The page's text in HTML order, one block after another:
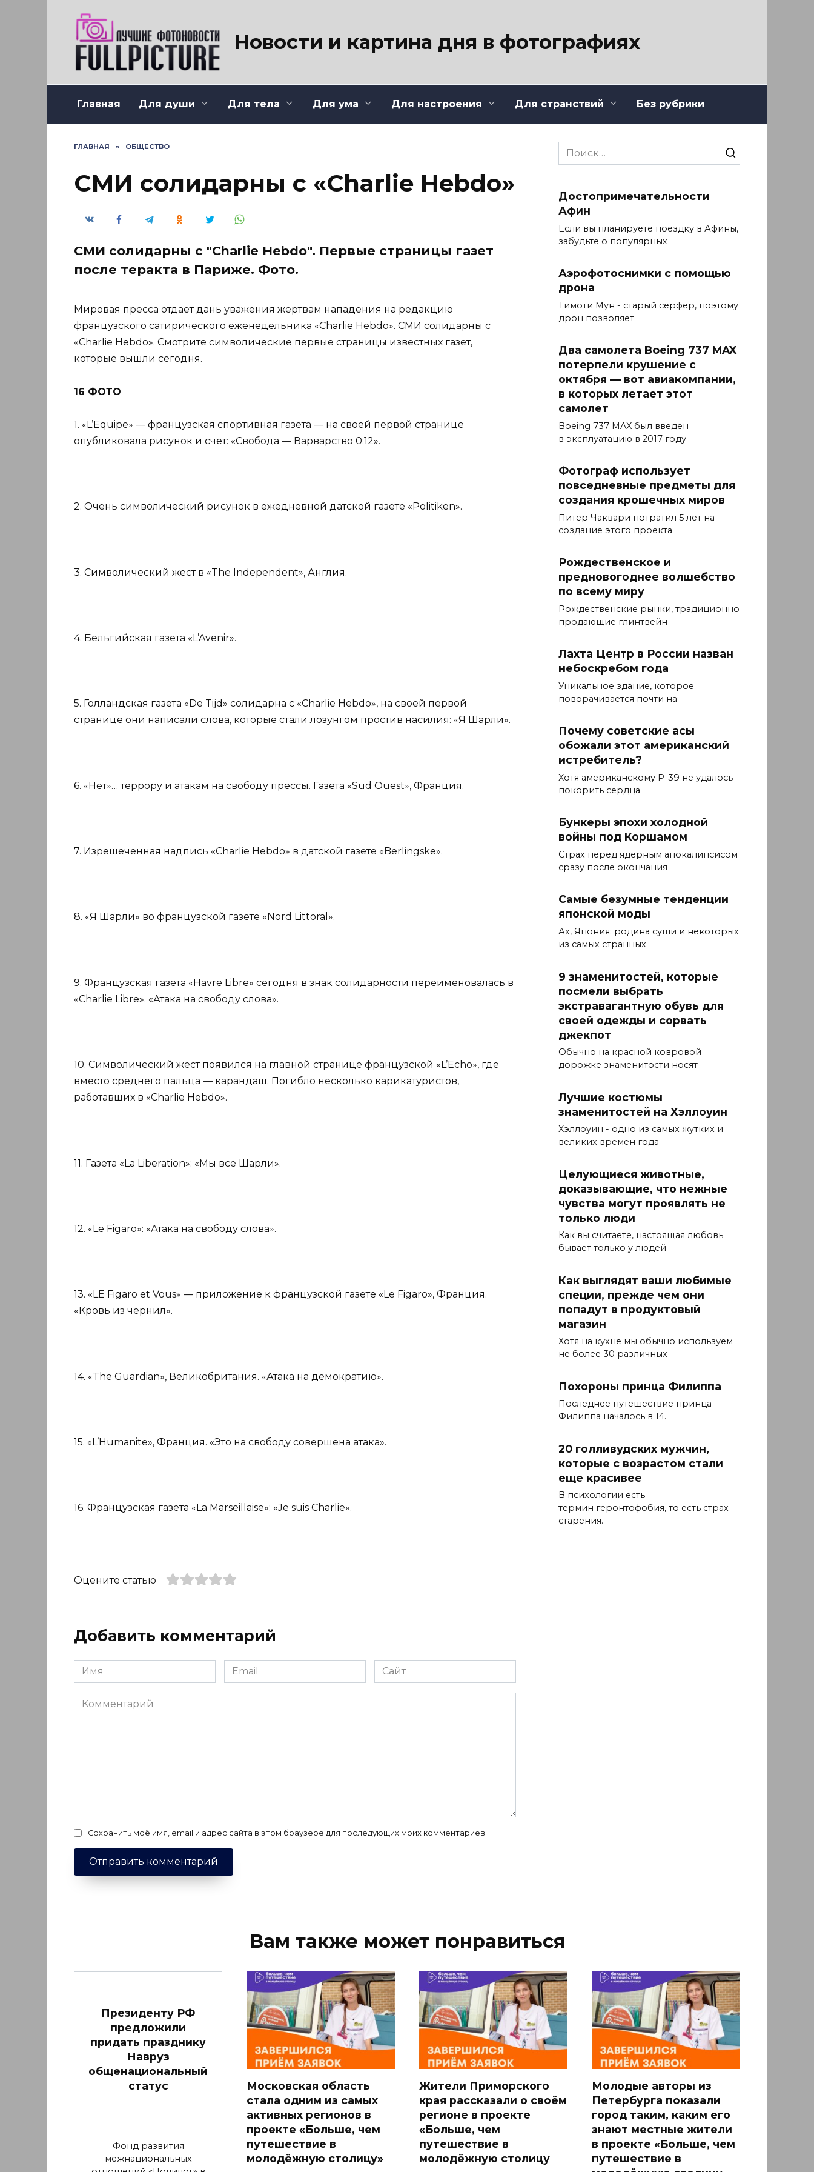
Новости и картина дня в фотографиях
Главная Для души Для тела Для ума Для настроения Для странствий Без рубрики
ГЛАВНАЯ » ОБЩЕСТВО
СМИ солидарны с «Charlie Hebdo»
СМИ солидарны с "Charlie Hebdo". Первые страницы газет
после теракта в Париже. Фото.
Мировая пресса отдает дань уважения жертвам нападения на редакцию
французского сатирического еженедельника «Charlie Hebdo». СМИ солидарны с
«Charlie Hebdo». Смотрите символические первые страницы известных газет,
которые вышли сегодня.
16 ФОТО
1. «L’Equipe» — французская спортивная газета — на своей первой странице
опубликовала рисунок и счет: «Свобода — Варварство 0:12».
2. Очень символический рисунок в ежедневной датской газете «Politiken».
3. Символический жест в «The Independent», Англия.
4. Бельгийская газета «L’Avenir».
5. Голландская газета «De Tijd» солидарна с «Charlie Hebdo», на своей первой
странице они написали слова, которые стали лозунгом простив насилия: «Я Шарли».
6. «Нет»… террору и атакам на свободу прессы. Газета «Sud Ouest», Франция.
7. Изрешеченная надпись «Charlie Hebdo» в датской газете «Berlingske».
8. «Я Шарли» во французской газете «Nord Littoral».
9. Французская газета «Havre Libre» сегодня в знак солидарности переименовалась в
«Charlie Libre». «Атака на свободу слова».
10. Символический жест появился на главной странице французской «L’Echo», где
вместо среднего пальца — карандаш. Погибло несколько карикатуристов,
работавших в «Charlie Hebdo».
11. Газета «La Liberation»: «Мы все Шарли».
12. «Le Figaro»: «Атака на свободу слова».
13. «LE Figaro et Vous» — приложение к французской газете «Le Figaro», Франция.
«Кровь из чернил».
14. «The Guardian», Великобритания. «Атака на демократию».
15. «L’Humanite», Франция. «Это на свободу совершена атака».
16. Французская газета «La Marseillaise»: «Je suis Charlie».
Оцените статью
Добавить комментарий
Имя
*
Email
*
Сайт
Комментарий
Сохранить моё имя, email и адрес сайта в этом браузере для последующих моих комментариев.
Search
for:
Достопримечательности
Афин
Если вы планируете поездку в Афины,
забудьте о популярных
Аэрофотоснимки с помощью
дрона
Тимоти Мун - старый серфер, поэтому
дрон позволяет
Два самолета Boeing 737 MAX
потерпели крушение с
октября — вот авиакомпании,
в которых летает этот
самолет
Boeing 737 MAX был введен
в эксплуатацию в 2017 году
Фотограф использует
повседневные предметы для
создания крошечных миров
Питер Чаквари потратил 5 лет на
создание этого проекта
Рождественское и
предновогоднее волшебство
по всему миру
Рождественские рынки, традиционно
продающие глинтвейн
Лахта Центр в России назван
небоскребом года
Уникальное здание, которое
поворачивается почти на
Почему советские асы
обожали этот американский
истребитель?
Хотя американскому P-39 не удалось
покорить сердца
Бункеры эпохи холодной
войны под Коршамом
Страх перед ядерным апокалипсисом
сразу после окончания
Самые безумные тенденции
японской моды
Ах, Япония: родина суши и некоторых
из самых странных
9 знаменитостей, которые
посмели выбрать
экстравагантную обувь для
своей одежды и сорвать
джекпот
Обычно на красной ковровой
дорожке знаменитости носят
Лучшие костюмы
знаменитостей на Хэллоуин
Хэллоуин - одно из самых жутких и
великих времен года
Целующиеся животные,
доказывающие, что нежные
чувства могут проявлять не
только люди
Как вы считаете, настоящая любовь
бывает только у людей
Как выглядят ваши любимые
специи, прежде чем они
попадут в продуктовый
магазин
Хотя на кухне мы обычно используем
не более 30 различных
Похороны принца Филиппа
Последнее путешествие принца
Филиппа началось в 14.
20 голливудских мужчин,
которые с возрастом стали
еще красивее
В психологии есть
термин геронтофобия, то есть страх
старения.
Вам также может понравиться
Президенту РФ
предложили
придать празднику
Навруз
общенациональный
статус
Фонд развития
межнациональных
Московская область
стала одним из самых
активных регионов в
проекте «Больше, чем
путешествие в
молодёжную столицу»
Жители Приморского
края рассказали о своём
регионе в проекте
«Больше, чем
путешествие в
молодёжную столицу
Молодые авторы из
Петербурга показали
город таким, каким его
знают местные жители
в проекте «Больше, чем
путешествие в